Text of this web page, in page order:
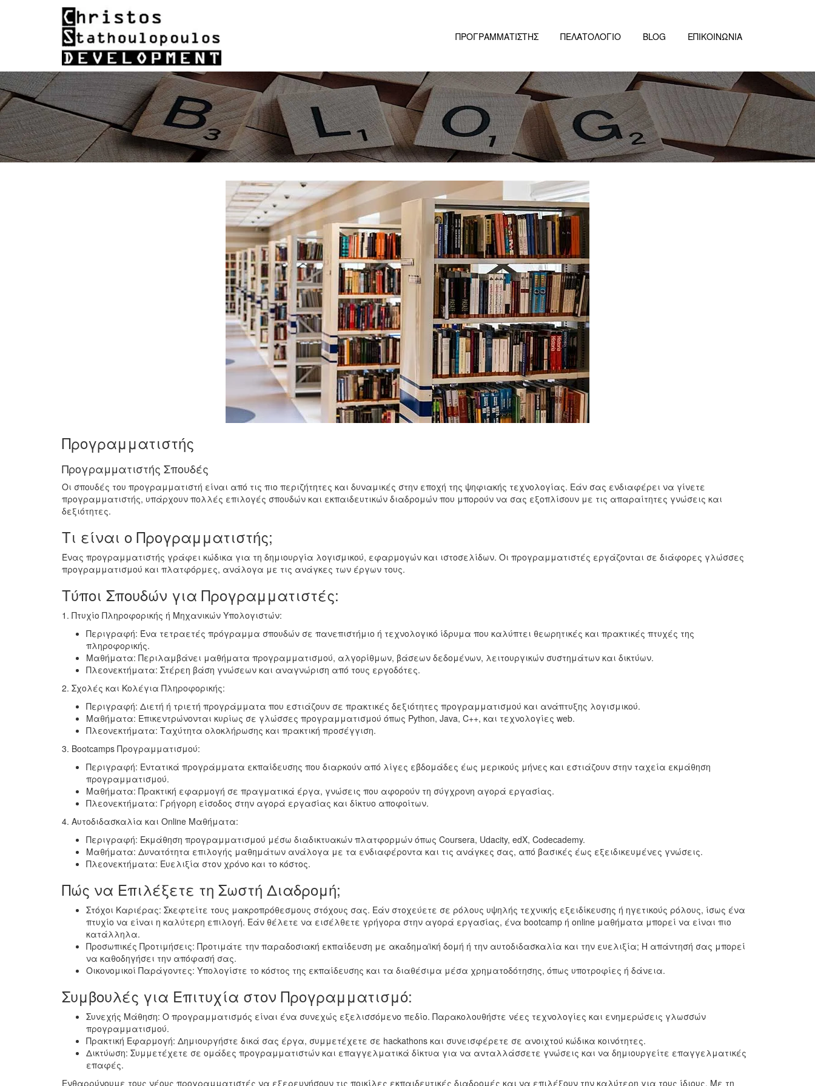
ΠΡΟΓΡΑΜΜΑΤΙΣΤΗΣ ΠΕΛΑΤΟΛΟΓΙΟ BLOG ΕΠΙΚΟΙΝΩΝΙΑ
Προγραμματιστής
Προγραμματιστής Σπουδές
Οι σπουδές του προγραμματιστή είναι από τις πιο περιζήτητες και δυναμικές στην εποχή της ψηφιακής τεχνολογίας. Εάν σας ενδιαφέρει να γίνετε
προγραμματιστής, υπάρχουν πολλές επιλογές σπουδών και εκπαιδευτικών διαδρομών που μπορούν να σας εξοπλίσουν με τις απαραίτητες γνώσεις και
δεξιότητες.
Τι είναι ο Προγραμματιστής;
Ένας προγραμματιστής γράφει κώδικα για τη δημιουργία λογισμικού, εφαρμογών και ιστοσελίδων. Οι προγραμματιστές εργάζονται σε διάφορες γλώσσες
προγραμματισμού και πλατφόρμες, ανάλογα με τις ανάγκες των έργων τους.
Τύποι Σπουδών για Προγραμματιστές:
1. Πτυχίο Πληροφορικής ή Μηχανικών Υπολογιστών:
Περιγραφή: Ένα τετραετές πρόγραμμα σπουδών σε πανεπιστήμιο ή τεχνολογικό ίδρυμα που καλύπτει θεωρητικές και πρακτικές πτυχές της
πληροφορικής.
Μαθήματα: Περιλαμβάνει μαθήματα προγραμματισμού, αλγορίθμων, βάσεων δεδομένων, λειτουργικών συστημάτων και δικτύων.
Πλεονεκτήματα: Στέρεη βάση γνώσεων και αναγνώριση από τους εργοδότες.
2. Σχολές και Κολέγια Πληροφορικής:
Περιγραφή: Διετή ή τριετή προγράμματα που εστιάζουν σε πρακτικές δεξιότητες προγραμματισμού και ανάπτυξης λογισμικού.
Μαθήματα: Επικεντρώνονται κυρίως σε γλώσσες προγραμματισμού όπως Python, Java, C++, και τεχνολογίες web.
Πλεονεκτήματα: Ταχύτητα ολοκλήρωσης και πρακτική προσέγγιση.
3. Bootcamps Προγραμματισμού:
Περιγραφή: Εντατικά προγράμματα εκπαίδευσης που διαρκούν από λίγες εβδομάδες έως μερικούς μήνες και εστιάζουν στην ταχεία εκμάθηση
προγραμματισμού.
Μαθήματα: Πρακτική εφαρμογή σε πραγματικά έργα, γνώσεις που αφορούν τη σύγχρονη αγορά εργασίας.
Πλεονεκτήματα: Γρήγορη είσοδος στην αγορά εργασίας και δίκτυο αποφοίτων.
4. Αυτοδιδασκαλία και Online Μαθήματα:
Περιγραφή: Εκμάθηση προγραμματισμού μέσω διαδικτυακών πλατφορμών όπως Coursera, Udacity, edX, Codecademy.
Μαθήματα: Δυνατότητα επιλογής μαθημάτων ανάλογα με τα ενδιαφέροντα και τις ανάγκες σας, από βασικές έως εξειδικευμένες γνώσεις.
Πλεονεκτήματα: Ευελιξία στον χρόνο και το κόστος.
Πώς να Επιλέξετε τη Σωστή Διαδρομή;
Στόχοι Καριέρας: Σκεφτείτε τους μακροπρόθεσμους στόχους σας. Εάν στοχεύετε σε ρόλους υψηλής τεχνικής εξειδίκευσης ή ηγετικούς ρόλους, ίσως ένα
πτυχίο να είναι η καλύτερη επιλογή. Εάν θέλετε να εισέλθετε γρήγορα στην αγορά εργασίας, ένα bootcamp ή online μαθήματα μπορεί να είναι πιο
κατάλληλα.
Προσωπικές Προτιμήσεις: Προτιμάτε την παραδοσιακή εκπαίδευση με ακαδημαϊκή δομή ή την αυτοδιδασκαλία και την ευελιξία; Η απάντησή σας μπορεί
να καθοδηγήσει την απόφασή σας.
Οικονομικοί Παράγοντες: Υπολογίστε το κόστος της εκπαίδευσης και τα διαθέσιμα μέσα χρηματοδότησης, όπως υποτροφίες ή δάνεια.
Συμβουλές για Επιτυχία στον Προγραμματισμό:
Συνεχής Μάθηση: Ο προγραμματισμός είναι ένα συνεχώς εξελισσόμενο πεδίο. Παρακολουθήστε νέες τεχνολογίες και ενημερώσεις γλωσσών
προγραμματισμού.
Πρακτική Εφαρμογή: Δημιουργήστε δικά σας έργα, συμμετέχετε σε hackathons και συνεισφέρετε σε ανοιχτού κώδικα κοινότητες.
Δικτύωση: Συμμετέχετε σε ομάδες προγραμματιστών και επαγγελματικά δίκτυα για να ανταλλάσσετε γνώσεις και να δημιουργείτε επαγγελματικές
επαφές.
Ενθαρρύνουμε τους νέους προγραμματιστές να εξερευνήσουν τις ποικίλες εκπαιδευτικές διαδρομές και να επιλέξουν την καλύτερη για τους ίδιους. Με τη